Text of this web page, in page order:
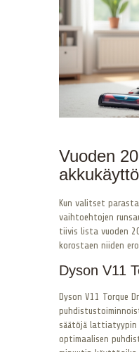
Vuoden
Kun valitset
vaihtoehtojen
tiivis lista vuoden
korostaen niiden
Dyson V11
Dyson V11 Torque
säätöjä lattiatyypin
optimaalisen